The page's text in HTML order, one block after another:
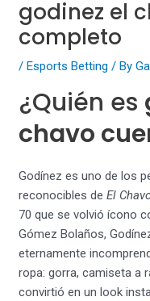
godinez el
completo
/Esports Betting / By
¿Quién es
chavo
Godínez es uno de los
reconocibles deEl
70 que se volvió ícono
Gómez Bolaños,
eternamente
ropa: gorra, camiseta a
convirtió en un look